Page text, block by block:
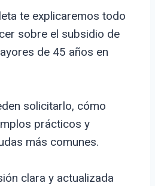
te explicaremos todo
sobre el subsidio de
de 45 años en
solicitarlo, cómo
prácticos y
más comunes.
clara y actualizada